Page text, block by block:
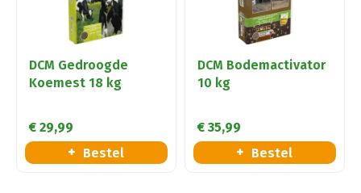
DCM Gedroogde
Koemest 18 kg
€ 29,99
Bestel
DCM Bodemactivator
10 kg
€ 35,99
Bestel